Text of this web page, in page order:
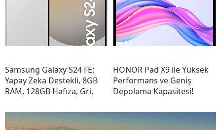
Samsung Galaxy S24 FE:
Yapay Zeka Destekli, 8GB
RAM, 128GB Hafıza, Gri,
HONOR Pad X9 ile Yüksek
Performans ve Geniş
Depolama Kapasitesi!